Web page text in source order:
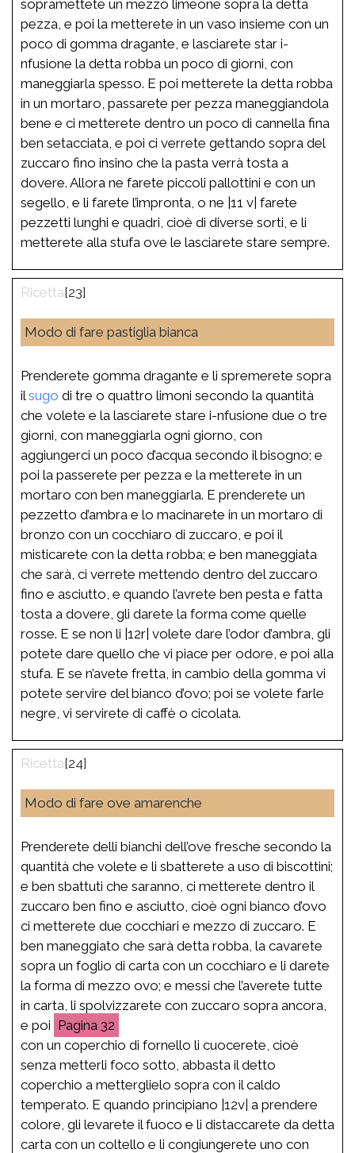
sopramettete un mezzo limeone sopra la detta
pezza, e poi la metterete in un vaso insieme con un
poco di gomma dragante, e lasciarete star i-
nfusione la detta robba un poco di giorni, con
maneggiarla spesso. E poi metterete la detta robba
in un mortaro, passarete per pezza maneggiandola
bene e ci metterete dentro un poco di cannella fina
ben setacciata, e poi ci verrete gettando sopra del
zuccaro fino insino che la pasta verrà tosta a
dovere. Allora ne farete piccoli pallottini e con un
segello, e li farete l’impronta, o ne |11 v| farete
pezzetti lunghi e quadri, cioè di diverse sorti, e li
metterete alla stufa ove le lasciarete stare sempre.
[23]
Modo di fare pastiglia bianca
Prenderete gomma dragante e li spremerete sopra
ilsugo di tre o quattro limoni secondo la quantità
che volete e la lasciarete stare i-nfusione due o tre
giorni, con maneggiarla ogni giorno, con
aggiungerci un poco d’acqua secondo il bisogno; e
poi la passerete per pezza e la metterete in un
mortaro con ben maneggiarla. E prenderete un
pezzetto d’ambra e lo macinarete in un mortaro di
bronzo con un cocchiaro di zuccaro, e poi il
misticarete con la detta robba; e ben maneggiata
che sarà, ci verrete mettendo dentro del zuccaro
fino e asciutto, e quando l’avrete ben pesta e fatta
tosta a dovere, gli darete la forma come quelle
rosse. E se non li |12r| volete dare l’odor d’ambra, gli
potete dare quello che vi piace per odore, e poi alla
stufa. E se n’avete fretta, in cambio della gomma vi
potete servire del bianco d’ovo; poi se volete farle
negre, vi servirete di caffè o cicolata.
[24]
Modo di fare ove amarenche
Prenderete delli bianchi dell’ove fresche secondo la
quantità che volete e li sbatterete a uso di biscottini;
e ben sbattuti che saranno, ci metterete dentro il
zuccaro ben fino e asciutto, cioè ogni bianco d’ovo
ci metterete due cocchiari e mezzo di zuccaro. E
ben maneggiato che sarà detta robba, la cavarete
sopra un foglio di carta con un cocchiaro e li darete
la forma di mezzo ovo; e messi che l’averete tutte
in carta, li spolvizzarete con zuccaro sopra ancora,
e poi
32
con un coperchio di fornello li cuocerete, cioè
senza metterli foco sotto, abbasta il detto
coperchio a metterglielo sopra con il caldo
temperato. E quando principiano |12v| a prendere
colore, gli levarete il fuoco e li distaccarete da detta
carta con un coltello e li congiungerete uno con